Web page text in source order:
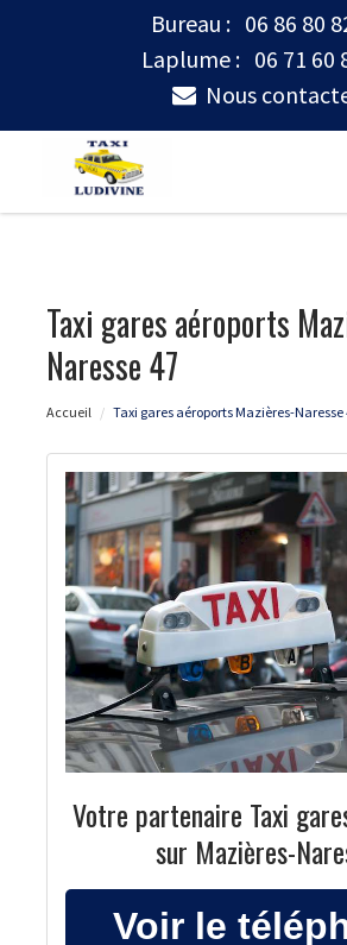
Bureau : 06 86 80
Laplume : 06 71 60
Nous
Taxi gares aéroports
Naresse 47
Accueil Taxi gares aéroports Mazières-Naresse
Votre partenaire Taxi
sur Mazières-